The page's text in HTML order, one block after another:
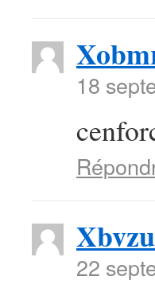
18
22